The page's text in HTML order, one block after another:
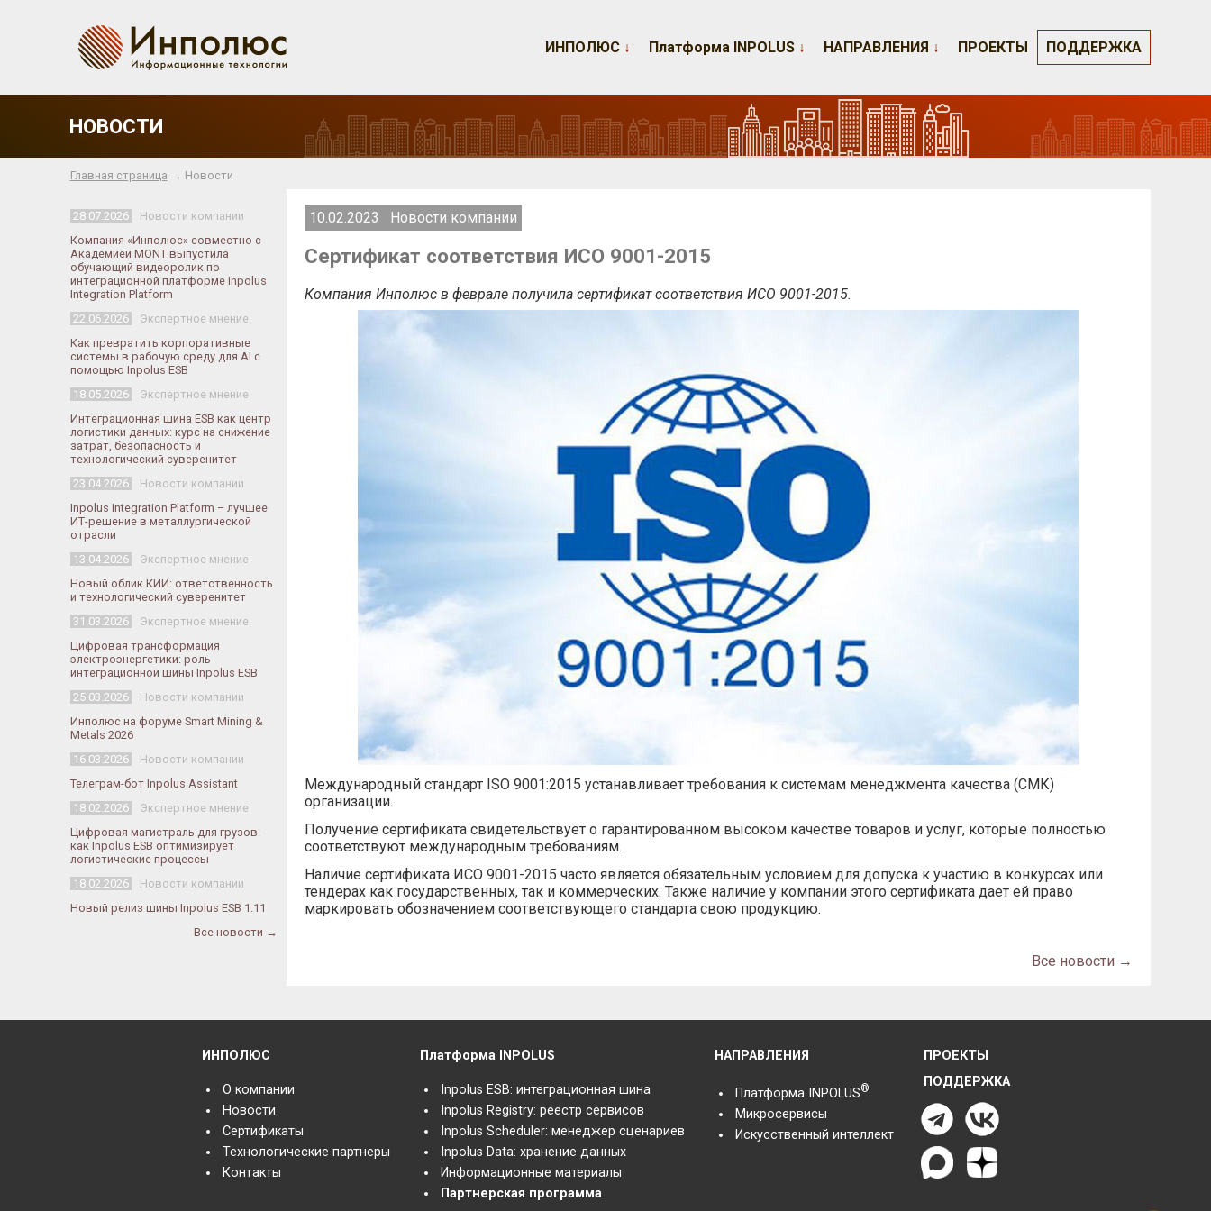
ИНПОЛЮС ↓ Платформа INPOLUS ↓ НАПРАВЛЕНИЯ ↓ ПРОЕКТЫ ПОДДЕРЖКА
НОВОСТИ
Главная страница → Новости
28.07.2026
Новости компании
Компания «Инполюс» совместно с
Академией MONT выпустила
обучающий видеоролик по
интеграционной платформе Inpolus
Integration Platform
22.06.2026
Экспертное мнение
Как превратить корпоративные
системы в рабочую среду для AI с
помощью Inpolus ESB
18.05.2026
Экспертное мнение
Интеграционная шина ESB как центр
логистики данных: курс на снижение
затрат, безопасность и
технологический суверенитет
23.04.2026
Новости компании
Inpolus Integration Platform – лучшее
ИТ-решение в металлургической
отрасли
13.04.2026
Экспертное мнение
Новый облик КИИ: ответственность
и технологический суверенитет
31.03.2026
Экспертное мнение
Цифровая трансформация
электроэнергетики: роль
интеграционной шины Inpolus ESB
25.03.2026
Новости компании
Инполюс на форуме Smart Mining &
Metals 2026
16.03.2026
Новости компании
Телеграм-бот Inpolus Assistant
18.02.2026
Экспертное мнение
Цифровая магистраль для грузов:
как Inpolus ESB оптимизирует
логистические процессы
18.02.2026
Новости компании
Новый релиз шины Inpolus ESB 1.11
Все новости →
10.02.2023 Новости компании
Сертификат соответствия ИСО 9001-2015
Компания Инполюс в феврале получила сертификат соответствия ИСО 9001-2015.
Международный стандарт ISO 9001:2015 устанавливает требования к системам менеджмента качества (СМК)
организации.
Получение сертификата свидетельствует о гарантированном высоком качестве товаров и услуг, которые полностью
соответствуют международным требованиям.
Наличие сертификата ИСО 9001-2015 часто является обязательным условием для допуска к участию в конкурсах или
тендерах как государственных, так и коммерческих. Также наличие у компании этого сертификата дает ей право
маркировать обозначением соответствующего стандарта свою продукцию.
Все новости →
ИНПОЛЮС
О компании
Новости
Сертификаты
Технологические партнеры
Контакты
Платформа INPOLUS
Inpolus ESB: интеграционная шина
Inpolus Registry: реестр сервисов
Inpolus Scheduler: менеджер сценариев
Inpolus Data: хранение данных
Информационные материалы
Партнерская программа
НАПРАВЛЕНИЯ
Платформа INPOLUS®
Микросервисы
Искусственный интеллект
ПРОЕКТЫ
ПОДДЕРЖКА